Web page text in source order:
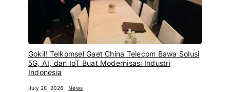
Gokil! Telkomsel Gaet China Telecom Bawa Solusi
5G, AI, dan IoT Buat Modernisasi Industri
Indonesia
July 28, 2026 News